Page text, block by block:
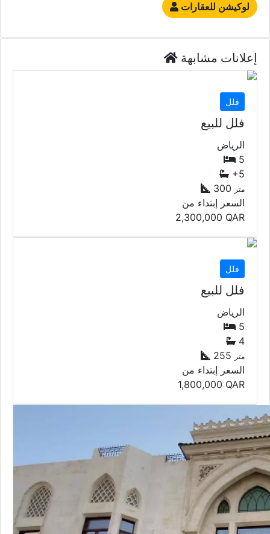
لوكيشن للعقارات
إعلانات مشابهة
فلل
فلل للبيع
الرياض
5
+5
300 متر
السعر إبتداء من
2,300,000 QAR
فلل
فلل للبيع
الرياض
5
4
255 متر
السعر إبتداء من
1,800,000 QAR